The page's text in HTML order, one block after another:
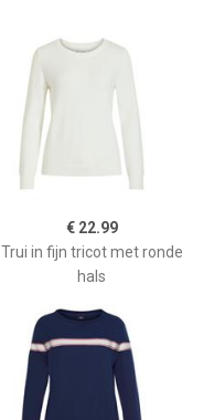
€ 22.99
Trui in fijn tricot met ronde
hals